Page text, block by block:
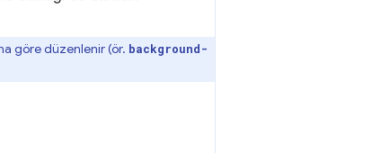
göre düzenlenir (ör. background-